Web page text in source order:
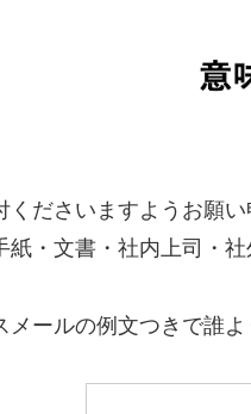
くださいますようお願
紙・文書・社内上司・
メールの例文つきで誰